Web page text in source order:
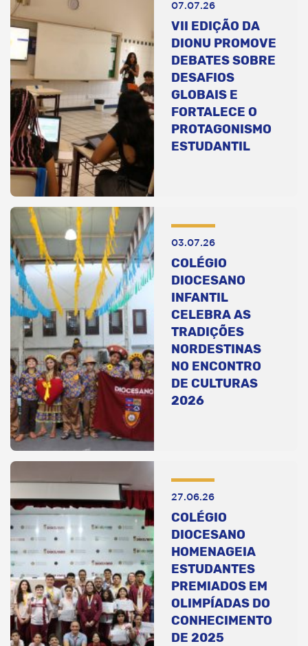
07.07.26
VII EDIÇÃO DA
DIONU PROMOVE
DEBATES SOBRE
DESAFIOS
GLOBAIS E
FORTALECE O
PROTAGONISMO
ESTUDANTIL
03.07.26
COLÉGIO
DIOCESANO
INFANTIL
CELEBRA AS
TRADIÇÕES
NORDESTINAS
NO ENCONTRO
DE CULTURAS
2026
27.06.26
COLÉGIO
DIOCESANO
HOMENAGEIA
ESTUDANTES
PREMIADOS EM
OLIMPÍADAS DO
CONHECIMENTO
DE 2025